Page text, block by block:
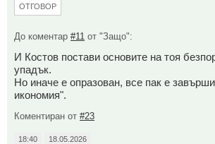
ОТГОВОР
До коментар #11 от "Защо":
И Костов постави основите на тоя
упадък.
Но иначе е опразован, все пак е
икономия".
Коментиран от #23
18:40 18.05.2026